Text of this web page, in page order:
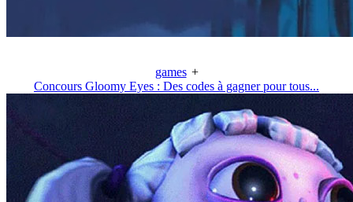
games +
Concours Gloomy Eyes : Des codes à gagner pour tous...